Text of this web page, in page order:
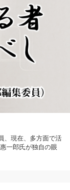
、現在、多方面で活
一郎氏が独自の眼